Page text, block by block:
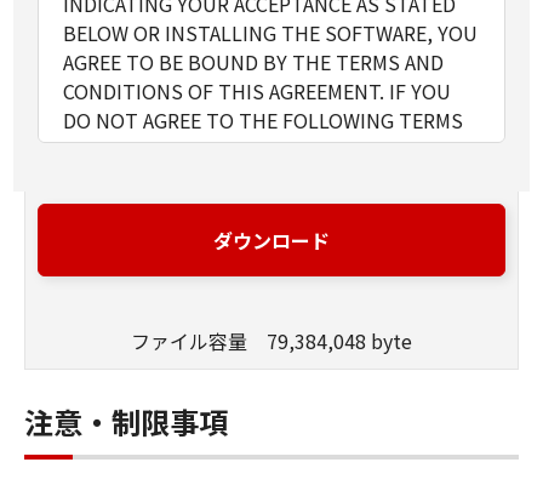
BELOW OR INSTALLING THE SOFTWARE, YOU
AGREE TO BE BOUND BY THE TERMS AND
CONDITIONS OF THIS AGREEMENT. IF YOU
DO NOT AGREE TO THE FOLLOWING TERMS
AND CONDITIONS OF THIS AGREEMENT, DO
1. GRANT OF LICENSE
Canon grants you a personal, limited and non-
SOFTWARE solely for the use with Products
connected to the Products (the "Designated
Computer").
You may allow other users of other
ダウンロード
ファイル容量 79,384,048 byte
注意・制限事項